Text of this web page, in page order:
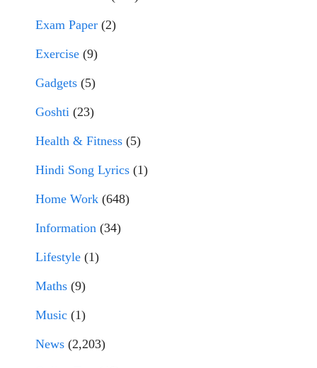
Exam Paper (2)
Exercise (9)
Gadgets (5)
Goshti (23)
Health & Fitness (5)
Hindi Song Lyrics (1)
Home Work (648)
Information (34)
Lifestyle (1)
Maths (9)
Music (1)
News (2,203)